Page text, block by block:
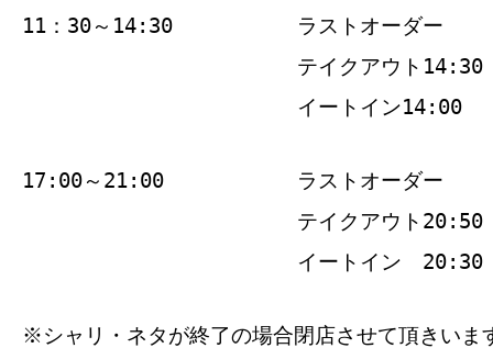
11：30～14:30
ラストオーダー
テイクアウト14:30
イートイン14:00
17:00～21:00
ラストオーダー
テイクアウト20:50
イートイン 20:30
※シャリ・ネタが終了の場合閉店させて頂きいま